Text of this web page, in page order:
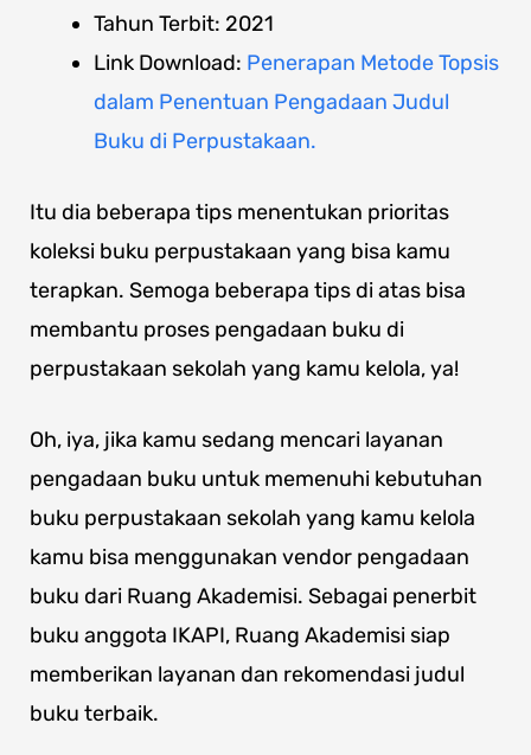
Tahun Terbit: 2021
Link Download: Penerapan Metode Topsis
dalam Penentuan Pengadaan Judul
Buku di Perpustakaan.
Itu dia beberapa tips menentukan prioritas
koleksi buku perpustakaan yang bisa kamu
terapkan. Semoga beberapa tips di atas bisa
membantu proses pengadaan buku di
perpustakaan sekolah yang kamu kelola, ya!
Oh, iya, jika kamu sedang mencari layanan
pengadaan buku untuk memenuhi kebutuhan
buku perpustakaan sekolah yang kamu kelola
kamu bisa menggunakan vendor pengadaan
buku dari Ruang Akademisi. Sebagai penerbit
buku anggota IKAPI, Ruang Akademisi siap
memberikan layanan dan rekomendasi judul
buku terbaik.